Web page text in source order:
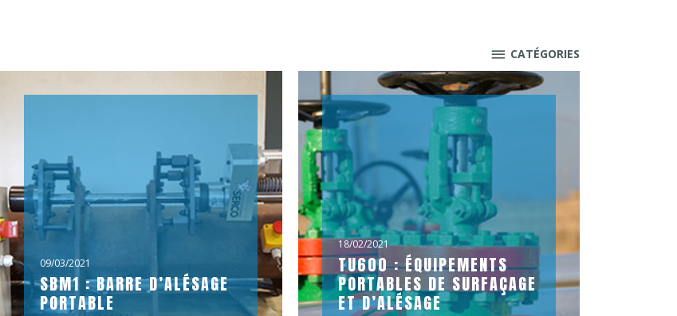
CATÉGORIES
09/03/2021
SBM1 : BARRE D’ALÉSAGE
PORTABLE
18/02/2021
TU600 : ÉQUIPEMENTS
PORTABLES DE SURFAÇAGE
ET D’ALÉSAGE